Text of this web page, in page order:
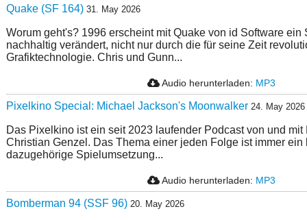
Quake (SF 164) 31. May 2026
Worum geht's? 1996 erscheint mit Quake von id Software ein
nachhaltig verändert, nicht nur durch die für seine Zeit
Grafiktechnologie. Chris und Gunn...
Audio herunterladen: MP3
Pixelkino Special: Michael Jackson's Moonwalker 24. May 2026
Das Pixelkino ist ein seit 2023 laufender Podcast von und
Christian Genzel. Das Thema einer jeden Folge ist immer
dazugehörige Spielumsetzung...
Audio herunterladen: MP3
Bomberman 94 (SSF 96) 20. May 2026